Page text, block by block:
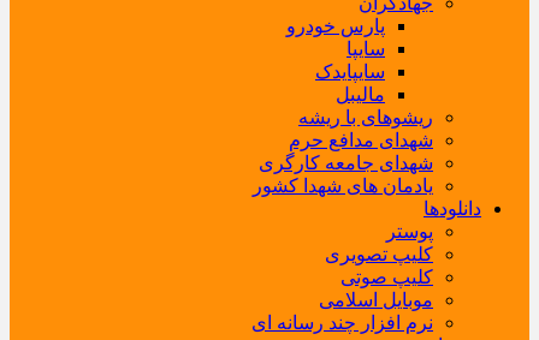
پارس خودرو
سایپا
سایپایدک
مالیبل
ریشوهای با ریشه
شهدای مدافع حرم
شهدای جامعه کارگری
یادمان های شهدا کشور
دانلودها
پوستر
کلیپ تصویری
کلیپ صوتی
موبایل اسلامی
نرم افزار چند رسانه ای